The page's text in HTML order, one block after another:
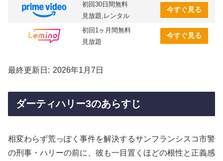
初回30日間無料
見放題,レンタル
今すぐ見る
初回1ヶ月間無料
見放題
今すぐ見る
最終更新日 2026年1月7日
ダーティハリー3のあらすじ
相変わらず荒っぽく事件を解決するサンフランシスコ市警
の刑事・ハリーの前に、彼も一目置くほどの根性と正義感